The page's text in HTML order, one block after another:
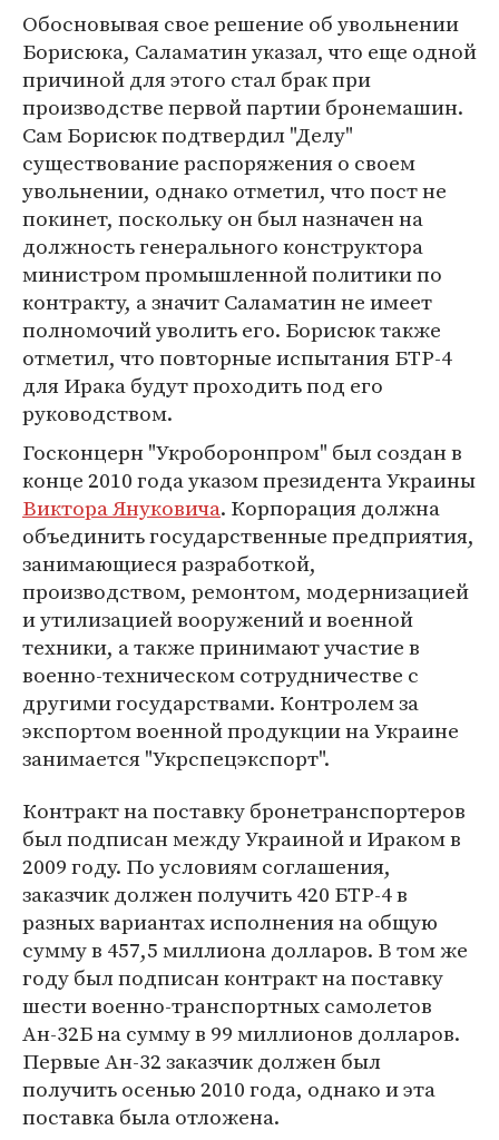
Обосновывая свое решение об увольнении
Борисюка, Саламатин указал, что еще одной
причиной для этого стал брак при
производстве первой партии бронемашин.
Сам Борисюк подтвердил "Делу"
существование распоряжения о своем
увольнении, однако отметил, что пост не
покинет, поскольку он был назначен на
должность генерального конструктора
министром промышленной политики по
контракту, а значит Саламатин не имеет
полномочий уволить его. Борисюк также
отметил, что повторные испытания БТР-4
для Ирака будут проходить под его
руководством.
Госконцерн "Укроборонпром" был создан в
конце 2010 года указом президента Украины
Виктора Януковича. Корпорация должна
объединить государственные предприятия,
занимающиеся разработкой,
производством, ремонтом, модернизацией
и утилизацией вооружений и военной
техники, а также принимают участие в
военно-техническом сотрудничестве с
другими государствами. Контролем за
экспортом военной продукции на Украине
занимается "Укрспецэкспорт".
Контракт на поставку бронетранспортеров
был подписан между Украиной и Ираком в
2009 году. По условиям соглашения,
заказчик должен получить 420 БТР-4 в
разных вариантах исполнения на общую
сумму в 457,5 миллиона долларов. В том же
году был подписан контракт на поставку
шести военно-транспортных самолетов
Ан-32Б на сумму в 99 миллионов долларов.
Первые Ан-32 заказчик должен был
получить осенью 2010 года, однако и эта
поставка была отложена.